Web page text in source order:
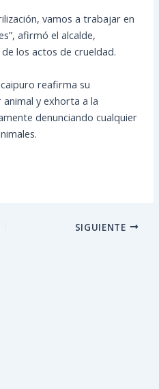
vamos a trabajar en
afirmó el alcalde,
los actos de crueldad.
reafirma su
y exhorta a la
denunciando cualquier
SIGUIENTE